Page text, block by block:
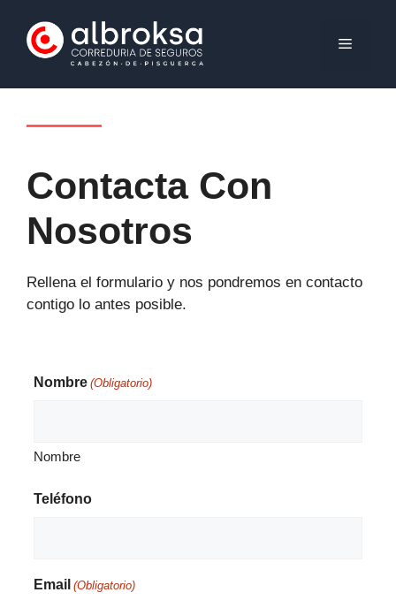
contenido
MENÚ
Contacta Con
Nosotros
Rellena el formulario y nos pondremos en contacto
contigo lo antes posible.
Nombre (Obligatorio)
Nombre
Teléfono
Email (Obligatorio)